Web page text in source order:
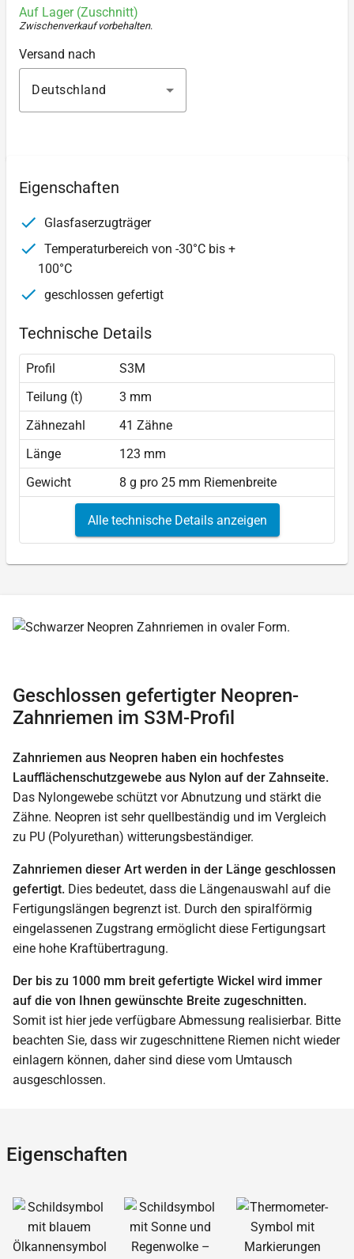
Auf Lager (Zuschnitt)
Zwischenverkauf vorbehalten.
Versand nach
Deutschland
Eigenschaften
Glasfaserzugträger
Temperaturbereich von -30°C bis +
100°C
geschlossen gefertigt
Technische Details
Profil
S3M
Teilung (t)
3 mm
Zähnezahl
41 Zähne
Länge
123 mm
Gewicht
8 g pro 25 mm Riemenbreite
Alle technische Details anzeigen
Geschlossen gefertigter Neopren-
Zahnriemen im S3M-Profil
Zahnriemen aus Neopren haben ein hochfestes
Laufflächenschutzgewebe aus Nylon auf der Zahnseite.
Das Nylongewebe schützt vor Abnutzung und stärkt die
Zähne. Neopren ist sehr quellbeständig und im Vergleich
zu PU (Polyurethan) witterungsbeständiger.
Zahnriemen dieser Art werden in der Länge geschlossen
gefertigt. Dies bedeutet, dass die Längenauswahl auf die
Fertigungslängen begrenzt ist. Durch den spiralförmig
eingelassenen Zugstrang ermöglicht diese Fertigungsart
eine hohe Kraftübertragung.
Der bis zu 1000 mm breit gefertigte Wickel wird immer
auf die von Ihnen gewünschte Breite zugeschnitten.
Somit ist hier jede verfügbare Abmessung realisierbar. Bitte
beachten Sie, dass wir zugeschnittene Riemen nicht wieder
einlagern können, daher sind diese vom Umtausch
ausgeschlossen.
Eigenschaften